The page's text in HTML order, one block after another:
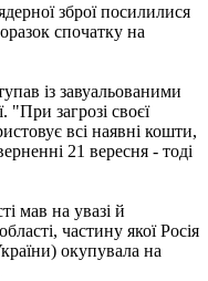
зброї посилилися
спочатку на
із завуальованими
"При загрозі своєї
всі наявні кошти,
21 вересня - тоді
мав на увазі й
частину якої Росія
окупувала на